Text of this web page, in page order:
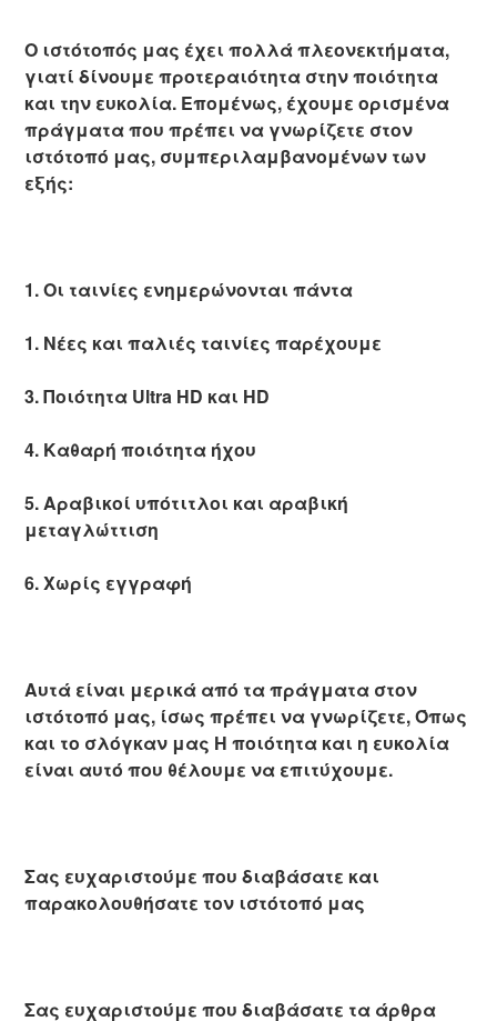
Ο ιστότοπός μας έχει πολλά πλεονεκτήματα,
γιατί δίνουμε προτεραιότητα στην ποιότητα
και την ευκολία. Επομένως, έχουμε ορισμένα
πράγματα που πρέπει να γνωρίζετε στον
ιστότοπό μας, συμπεριλαμβανομένων των
εξής:
1. Οι ταινίες ενημερώνονται πάντα
1. Νέες και παλιές ταινίες παρέχουμε
3. Ποιότητα Ultra HD και HD
4. Καθαρή ποιότητα ήχου
5. Αραβικοί υπότιτλοι και αραβική
μεταγλώττιση
6. Χωρίς εγγραφή
Αυτά είναι μερικά από τα πράγματα στον
ιστότοπό μας, ίσως πρέπει να γνωρίζετε, Όπως
και το σλόγκαν μας Η ποιότητα και η ευκολία
είναι αυτό που θέλουμε να επιτύχουμε.
Σας ευχαριστούμε που διαβάσατε και
παρακολουθήσατε τον ιστότοπό μας
Σας ευχαριστούμε που διαβάσατε τα άρθρα